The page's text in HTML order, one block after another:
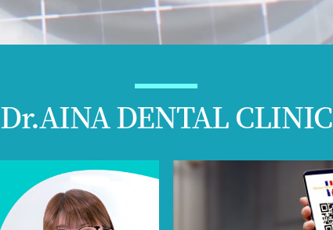
Dr.AINA DENTAL CLINIC